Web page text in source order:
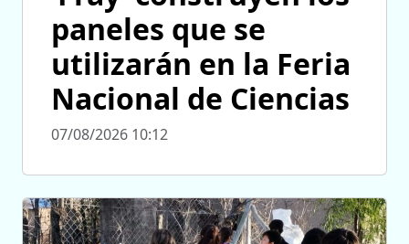
paneles que se
utilizarán en la Feria
Nacional de Ciencias
07/08/2026 10:12